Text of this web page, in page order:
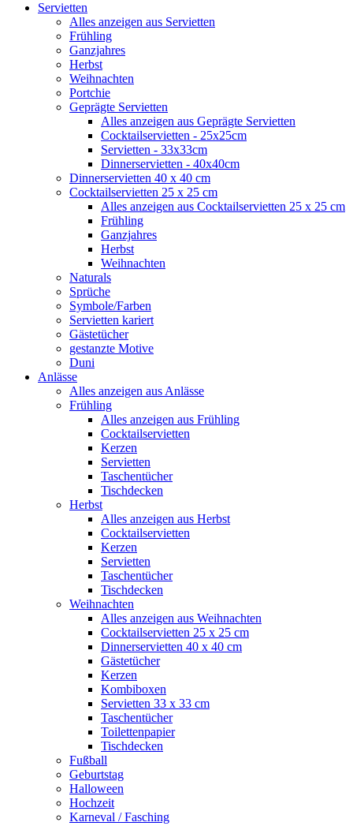
Servietten
Alles anzeigen aus Servietten
Frühling
Ganzjahres
Herbst
Weihnachten
Portchie
Geprägte Servietten
Alles anzeigen aus Geprägte Servietten
Cocktailservietten - 25x25cm
Servietten - 33x33cm
Dinnerservietten - 40x40cm
Dinnerservietten 40 x 40 cm
Cocktailservietten 25 x 25 cm
Alles anzeigen aus Cocktailservietten 25 x 25 cm
Frühling
Ganzjahres
Herbst
Weihnachten
Naturals
Sprüche
Symbole/Farben
Servietten kariert
Gästetücher
gestanzte Motive
Duni
Anlässe
Alles anzeigen aus Anlässe
Frühling
Alles anzeigen aus Frühling
Cocktailservietten
Kerzen
Servietten
Taschentücher
Tischdecken
Herbst
Alles anzeigen aus Herbst
Cocktailservietten
Kerzen
Servietten
Taschentücher
Tischdecken
Weihnachten
Alles anzeigen aus Weihnachten
Cocktailservietten 25 x 25 cm
Dinnerservietten 40 x 40 cm
Gästetücher
Kerzen
Kombiboxen
Servietten 33 x 33 cm
Taschentücher
Toilettenpapier
Tischdecken
Fußball
Geburtstag
Halloween
Hochzeit
Karneval / Fasching